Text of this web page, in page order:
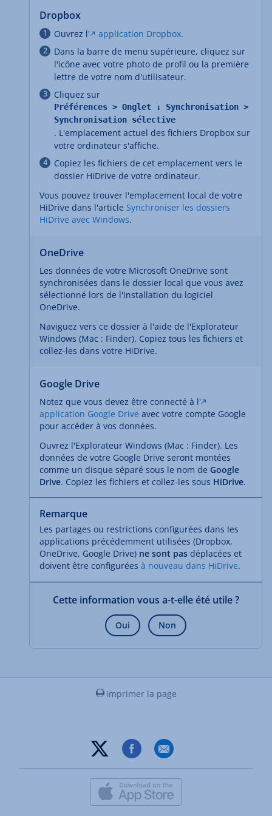
Dropbox
Ouvrez l' application Dropbox.
Dans la barre de menu supérieure, cliquez sur
l'icône avec votre photo de profil ou la première
lettre de votre nom d'utilisateur.
Cliquez sur
Préférences > Onglet : Synchronisation >
Synchronisation sélective
. L'emplacement actuel des fichiers Dropbox sur
votre ordinateur s'affiche.
Copiez les fichiers de cet emplacement vers le
dossier HiDrive de votre ordinateur.
Vous pouvez trouver l'emplacement local de votre
HiDrive dans l'article Synchroniser les dossiers
HiDrive avec Windows.
OneDrive
Les données de votre Microsoft OneDrive sont
synchronisées dans le dossier local que vous avez
sélectionné lors de l'installation du logiciel
OneDrive.
Naviguez vers ce dossier à l'aide de l'Explorateur
Windows (Mac : Finder). Copiez tous les fichiers et
collez-les dans votre HiDrive.
Google Drive
Notez que vous devez être connecté à l'
application Google Drive avec votre compte Google
pour accéder à vos données.
Ouvrez l'Explorateur Windows (Mac : Finder). Les
données de votre Google Drive seront montées
comme un disque séparé sous le nom de Google
Drive. Copiez les fichiers et collez-les sous HiDrive.
Remarque
Les partages ou restrictions configurées dans les
applications précédemment utilisées (Dropbox,
OneDrive, Google Drive) ne sont pas déplacées et
doivent être configurées à nouveau dans HiDrive.
Cette information vous a-t-elle été utile ?
Oui Non
Imprimer la page